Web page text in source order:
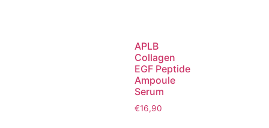
APLB
Collagen
EGF Peptide
Ampoule
Serum
€16,90